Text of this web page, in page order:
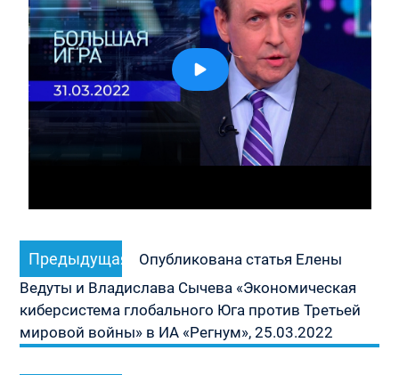
Навигация
по
записям
Предыдущая
Предыдущая
запись:
Опубликована статья Елены
Ведуты и Владислава Сычева «Экономическая
киберсистема глобального Юга против Третьей
мировой войны» в ИА «Регнум», 25.03.2022